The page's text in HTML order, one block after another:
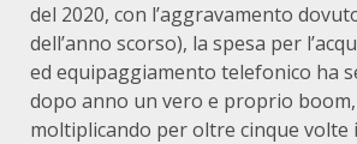
del 2020, con l’aggravamento
dell’anno scorso), la spesa per
ed equipaggiamento telefonico ha
dopo anno un vero e proprio
moltiplicando per oltre cinque volte